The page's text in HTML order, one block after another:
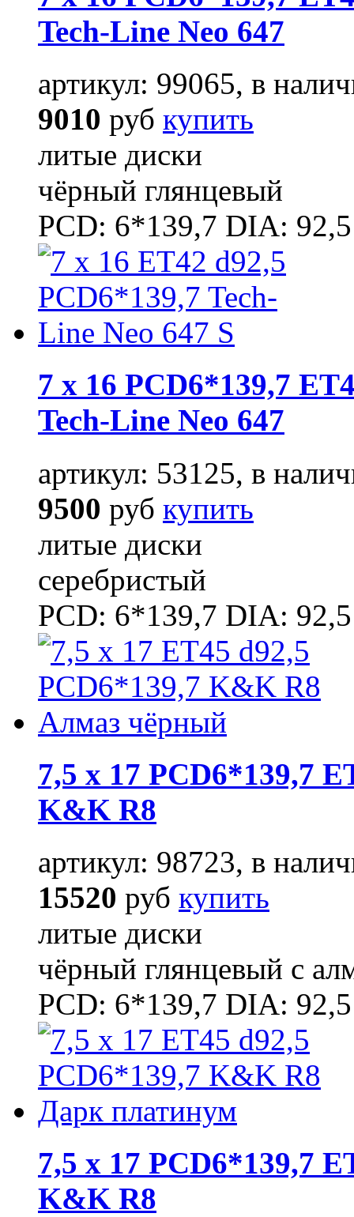
Tech-Line Neo 647
артикул: 99065, в
9010 руб купить
литые диски
чёрный глянцевый
PCD: 6*139,7 DIA: 92,5
7 x 16 PCD6*139,7
Tech-Line Neo 647
артикул: 53125, в
9500 руб купить
литые диски
серебристый
PCD: 6*139,7 DIA: 92,5
7,5 x 17 PCD6*139,7
K&K R8
артикул: 98723, в
15520 руб купить
литые диски
чёрный глянцевый с
PCD: 6*139,7 DIA: 92,5
7,5 x 17 PCD6*139,7
K&K R8